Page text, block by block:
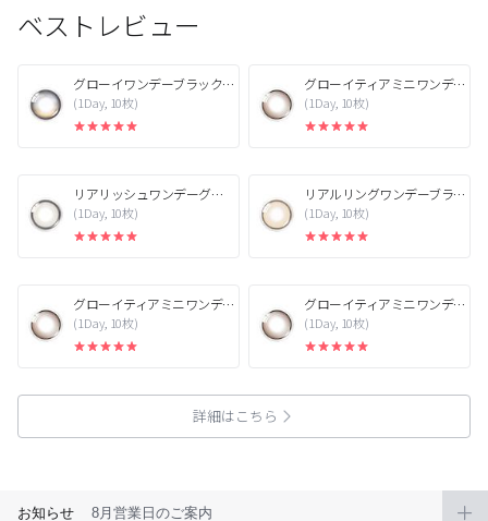
ベストレビュー
グローイワンデーブラック[1箱10枚]
(1Day, 10枚)
グローイティアミニワンデーブラウン[1箱10枚]
(1Day, 10枚)
リアリッシュワンデーグレー[1箱10枚]
(1Day, 10枚)
リアルリングワンデーブラウン[1箱10枚]
(1Day, 10枚)
グローイティアミニワンデーブラウン[1箱10枚]
(1Day, 10枚)
グローイティアミニワンデーブラウン[1箱10枚]
(1Day, 10枚)
詳細はこちら
お知らせ 8月営業日のご案内